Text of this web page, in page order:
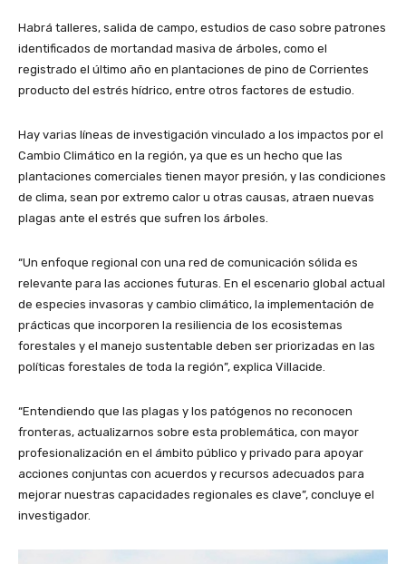
Habrá talleres, salida de campo, estudios de caso sobre patrones
identificados de mortandad masiva de árboles, como el
registrado el último año en plantaciones de pino de Corrientes
producto del estrés hídrico, entre otros factores de estudio.
Hay varias líneas de investigación vinculado a los impactos por el
Cambio Climático en la región, ya que es un hecho que las
plantaciones comerciales tienen mayor presión, y las condiciones
de clima, sean por extremo calor u otras causas, atraen nuevas
plagas ante el estrés que sufren los árboles.
“Un enfoque regional con una red de comunicación sólida es
relevante para las acciones futuras. En el escenario global actual
de especies invasoras y cambio climático, la implementación de
prácticas que incorporen la resiliencia de los ecosistemas
forestales y el manejo sustentable deben ser priorizadas en las
políticas forestales de toda la región”, explica Villacide.
“Entendiendo que las plagas y los patógenos no reconocen
fronteras, actualizarnos sobre esta problemática, con mayor
profesionalización en el ámbito público y privado para apoyar
acciones conjuntas con acuerdos y recursos adecuados para
mejorar nuestras capacidades regionales es clave”, concluye el
investigador.